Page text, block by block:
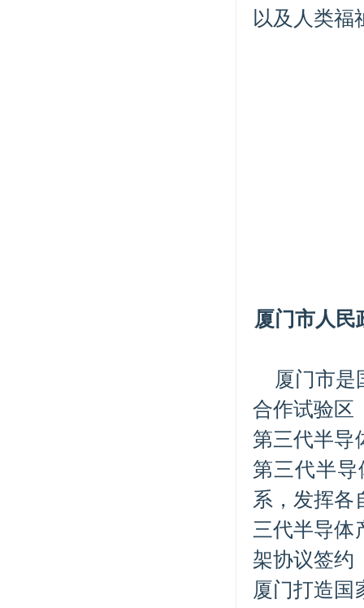
以及人类福
厦门市人民
厦门市是
合作试验区
第三代半导
第三代半
系，发挥各
三代半导体
架协议签约
厦门打造国